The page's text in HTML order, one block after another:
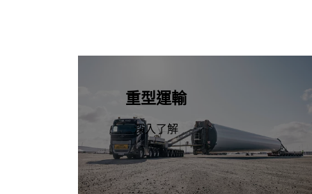
重型運輸
深入了解